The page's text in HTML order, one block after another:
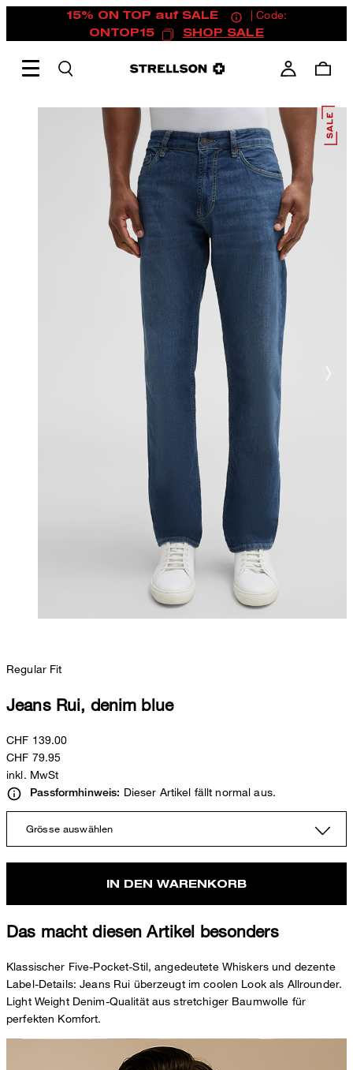
15% ON TOP auf SALE
| Code:
ONTOP15
SHOP SALE
Regular Fit
Jeans Rui, denim blue
CHF 139.00
CHF 79.95
inkl. MwSt
Passformhinweis: Dieser Artikel fällt normal aus.
Grösse auswählen
IN DEN WARENKORB
Das macht diesen Artikel besonders
Klassischer Five-Pocket-Stil, angedeutete Whiskers und dezente
Label-Details: Jeans Rui überzeugt im coolen Look als Allrounder.
Light Weight Denim-Qualität aus stretchiger Baumwolle für
perfekten Komfort.